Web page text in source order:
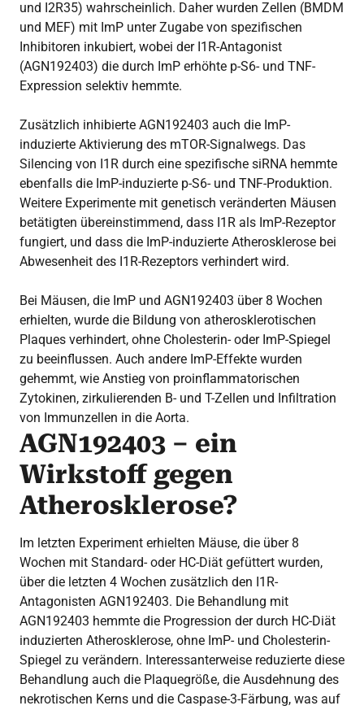
und I2R35) wahrscheinlich. Daher wurden Zellen (BMDM
und MEF) mit ImP unter Zugabe von spezifischen
Inhibitoren inkubiert, wobei der I1R-Antagonist
(AGN192403) die durch ImP erhöhte p-S6- und TNF-
Expression selektiv hemmte.
Zusätzlich inhibierte AGN192403 auch die ImP-
induzierte Aktivierung des mTOR-Signalwegs. Das
Silencing von I1R durch eine spezifische siRNA hemmte
ebenfalls die ImP-induzierte p-S6- und TNF-Produktion.
Weitere Experimente mit genetisch veränderten Mäusen
betätigten übereinstimmend, dass I1R als ImP-Rezeptor
fungiert, und dass die ImP-induzierte Atherosklerose bei
Abwesenheit des I1R-Rezeptors verhindert wird.
Bei Mäusen, die ImP und AGN192403 über 8 Wochen
erhielten, wurde die Bildung von atherosklerotischen
Plaques verhindert, ohne Cholesterin- oder ImP-Spiegel
zu beeinflussen. Auch andere ImP-Effekte wurden
gehemmt, wie Anstieg von proinflammatorischen
Zytokinen, zirkulierenden B- und T-Zellen und Infiltration
von Immunzellen in die Aorta.
AGN192403 – ein
Wirkstoff gegen
Atherosklerose?
Im letzten Experiment erhielten Mäuse, die über 8
Wochen mit Standard- oder HC-Diät gefüttert wurden,
über die letzten 4 Wochen zusätzlich den I1R-
Antagonisten AGN192403. Die Behandlung mit
AGN192403 hemmte die Progression der durch HC-Diät
induzierten Atherosklerose, ohne ImP- und Cholesterin-
Spiegel zu verändern. Interessanterweise reduzierte diese
Behandlung auch die Plaquegröße, die Ausdehnung des
nekrotischen Kerns und die Caspase-3-Färbung, was auf